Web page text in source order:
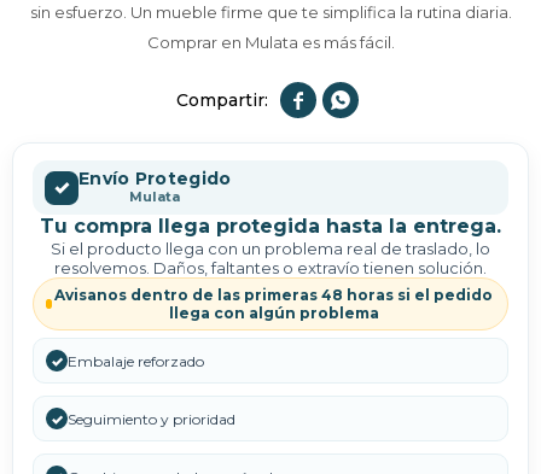
sin esfuerzo. Un mueble firme que te simplifica la rutina diaria.
Comprar en Mulata es más fácil.
 
✓ Envío Protegido
Mulata
Tu compra llega protegida hasta la entrega.
Si el producto llega con un problema real de traslado, lo
resolvemos. Daños, faltantes o extravío tienen solución.
Avisanos dentro de las primeras 48 horas si el pedido
llega con algún problema
✓ Embalaje reforzado
✓ Seguimiento y prioridad